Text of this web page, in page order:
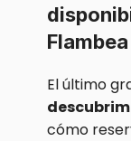
Flambea
El último
cómo